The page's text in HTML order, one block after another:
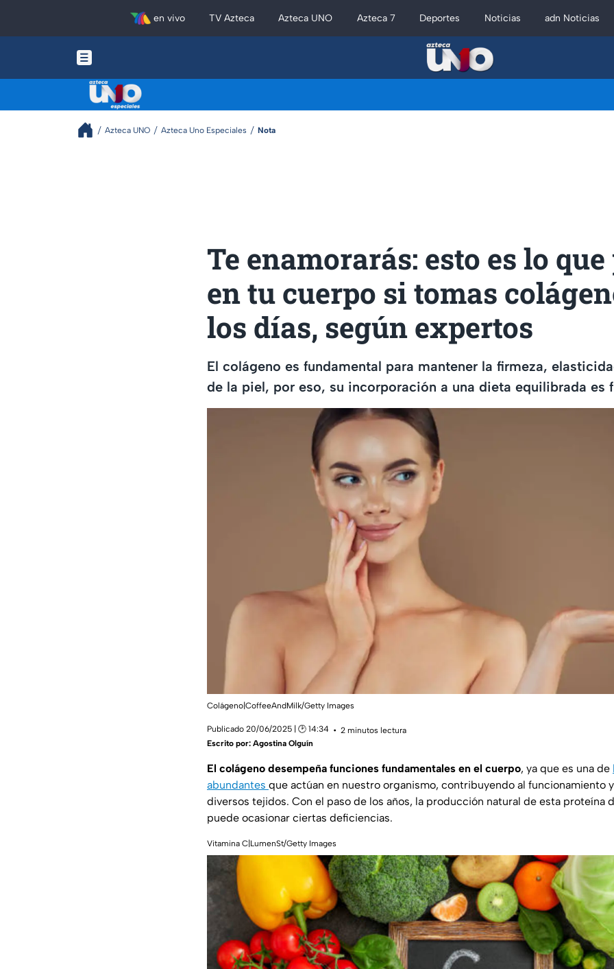
en vivo TV Azteca Azteca UNO Azteca 7 Deportes Noticias adn Noticias
Azteca UNO Azteca Uno Especiales Nota
Te enamorarás: esto es lo que
en tu cuerpo si tomas
los días, según expertos
El colágeno es fundamental para mantener la firmeza,
de la piel, por eso, su incorporación a una dieta equilibrada es
Colágeno|CoffeeAndMilk/Getty Images
Publicado 20/06/2025 | 🕑 14:34
2 minutos lectura
Escrito por: Agostina Olguín
El colágeno desempeña funciones fundamentales en el cuerpo, ya que es una de
abundantes que actúan en nuestro organismo, contribuyendo al funcionamiento
diversos tejidos. Con el paso de los años, la producción natural de esta proteína
puede ocasionar ciertas deficiencias.
Vitamina C|LumenSt/Getty Images